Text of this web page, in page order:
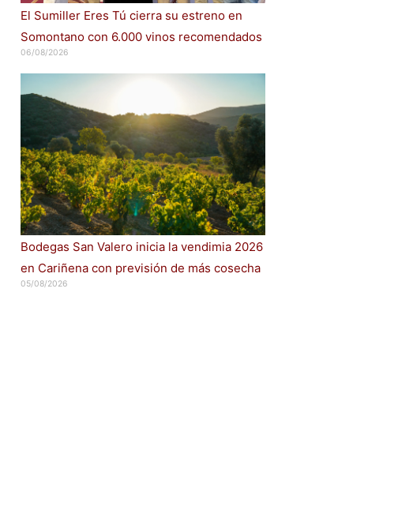
El Sumiller Eres Tú cierra su estreno en
Somontano con 6.000 vinos recomendados
06/08/2026
Bodegas San Valero inicia la vendimia 2026
en Cariñena con previsión de más cosecha
05/08/2026